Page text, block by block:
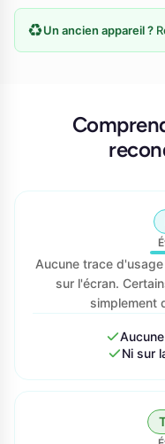
♻️Un ancien appareil ?
Aucune trace
sur l'écran.
simplement
Ni sur